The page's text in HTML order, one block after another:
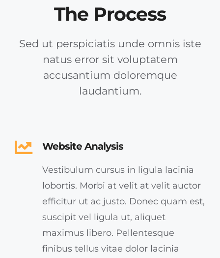
The Process
Sed ut perspiciatis unde omnis iste
natus error sit voluptatem
accusantium doloremque
laudantium.
Website Analysis
Vestibulum cursus in ligula lacinia
lobortis. Morbi at velit at velit auctor
efficitur ut ac justo. Donec quam est,
suscipit vel ligula ut, aliquet
maximus libero. Pellentesque
finibus tellus vitae dolor lacinia